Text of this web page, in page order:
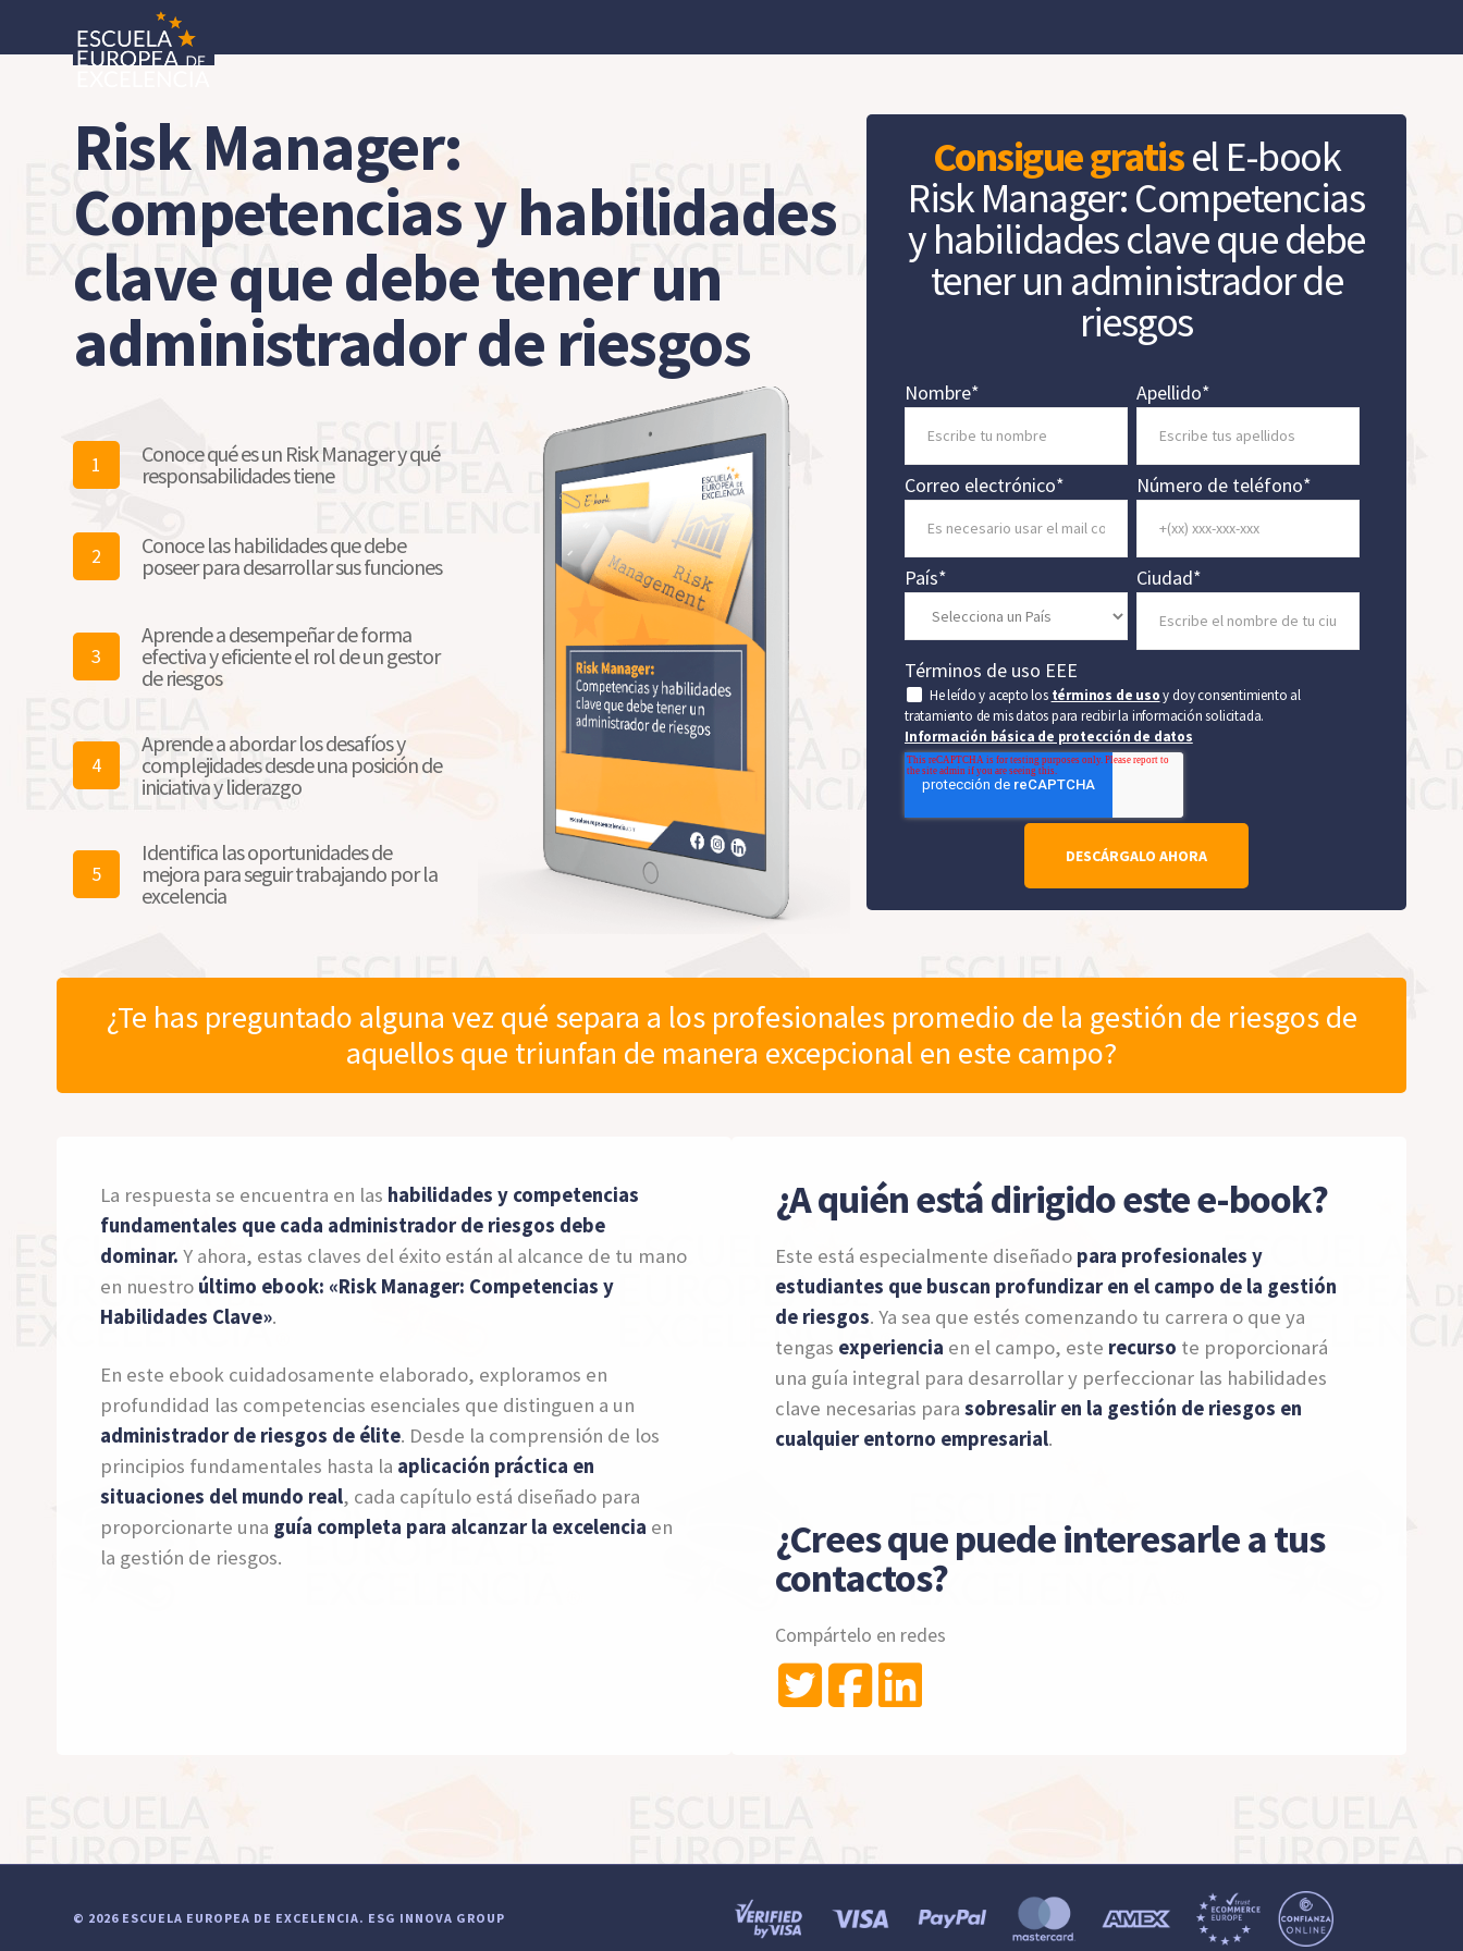
Risk Manager:
Competencias y habilidades
clave que debe tener un
administrador de riesgos
1
Conoce qué es un Risk Manager y qué
responsabilidades tiene
2
Conoce las habilidades que debe
poseer para desarrollar sus funciones
3
Aprende a desempeñar de forma
efectiva y eficiente el rol de un gestor
de riesgos
4
Aprende a abordar los desafíos y
complejidades desde una posición de
iniciativa y liderazgo
5
Identifica las oportunidades de
mejora para seguir trabajando por la
excelencia
Consigue gratisel E-book
Risk Manager: Competencias
y habilidades clave que debe
tener un administrador de
riesgos
Nombre* Apellido*
Correo electrónico* Número de teléfono*
País* Ciudad*
Términos de uso EEE
He leído y acepto los términos de usoy doy consentimiento al
tratamiento de mis datos para recibir la información solicitada.
Información básica de protección de datos
¿Te has preguntado alguna vez qué separa a los profesionales promedio de la gestión de riesgos de
aquellos que triunfan de manera excepcional en este campo?
La respuesta se encuentra en las habilidades y competencias
fundamentales que cada administrador de riesgos debe
dominar. Y ahora, estas claves del éxito están al alcance de tu mano
en nuestro último ebook: «Risk Manager: Competencias y
Habilidades Clave».
En este ebook cuidadosamente elaborado, exploramos en
profundidad las competencias esenciales que distinguen a un
administrador de riesgos de élite. Desde la comprensión de los
principios fundamentales hasta la aplicación práctica en
situaciones del mundo real, cada capítulo está diseñado para
proporcionarte una guía completa para alcanzar la excelencia en
la gestión de riesgos.
¿A quién está dirigido este e-book?
Este está especialmente diseñado para profesionales y
estudiantes que buscan profundizar en el campo de la gestión
de riesgos. Ya sea que estés comenzando tu carrera o que ya
tengas experiencia en el campo, este recurso te proporcionará
una guía integral para desarrollar y perfeccionar las habilidades
clave necesarias para sobresalir en la gestión de riesgos en
cualquier entorno empresarial.
¿Crees que puede interesarle a tus
contactos?
Compártelo en redes
© 2026 ESCUELA EUROPEA DE EXCELENCIA. ESG INNOVA GROUP